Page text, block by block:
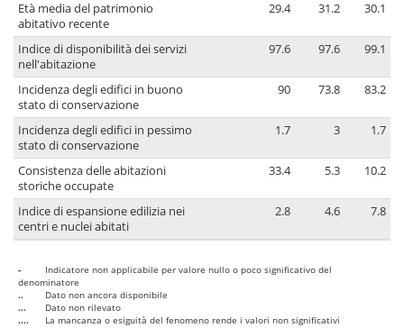
Età media del patrimonio
abitativo recente
29.4 31.2 30.1
Indice di disponibilità dei servizi
nell'abitazione
97.6 97.6 99.1
Incidenza degli edifici in buono
stato di conservazione
90 73.8 83.2
Incidenza degli edifici in pessimo
stato di conservazione
1.7 3 1.7
Consistenza delle abitazioni
storiche occupate
33.4 5.3 10.2
Indice di espansione edilizia nei
centri e nuclei abitati
2.8 4.6 7.8
-
Indicatore non applicabile per valore nullo o poco significativo del
denominatore
..
Dato non ancora disponibile
...
Dato non rilevato
....
La mancanza o esiguità del fenomeno rende i valori non significativi